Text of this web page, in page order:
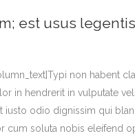
est usus
non habent
in hendrerit in vulputate
iusto odio dignissim qui
cum soluta nobis eleifend